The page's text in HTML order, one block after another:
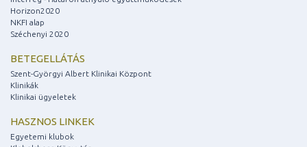
Horizon2020
NKFI alap
Széchenyi 2020
BETEGELLÁTÁS
Szent-Györgyi Albert Klinikai Központ
Klinikák
Klinikai ügyeletek
HASZNOS LINKEK
Egyetemi klubok